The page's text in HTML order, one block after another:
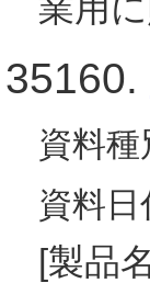
業用
35160.
資料種
資料日
[製品